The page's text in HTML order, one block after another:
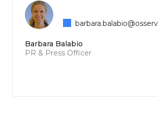
Barbara Balabio
PR & Press Officer